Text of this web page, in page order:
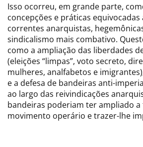
Isso ocorreu, em grande parte,
concepções e práticas equivocadas
correntes anarquistas,
sindicalismo mais combativo.
como a ampliação das liberdades
(eleições “limpas”, voto secreto,
mulheres, analfabetos e
e a defesa de bandeiras anti-
ao largo das reivindicações
bandeiras poderiam ter ampliado a
movimento operário e trazer-lhe